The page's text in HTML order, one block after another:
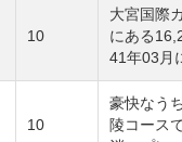
10
大宮国際
にある
41年03月
10
豪快なう
陵コース